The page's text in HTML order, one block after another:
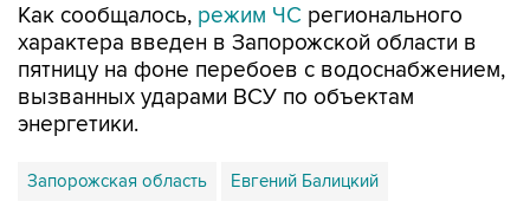
Как сообщалось, режим ЧС регионального
характера введен в Запорожской области в
пятницу на фоне перебоев с водоснабжением,
вызванных ударами ВСУ по объектам
энергетики.
Запорожская область Евгений Балицкий